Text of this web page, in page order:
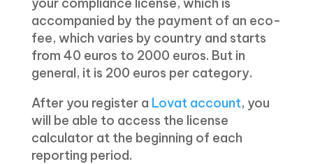
accompanied by the payment of an eco-
fee, which varies by country and starts
from 40 euros to 2000 euros. But in
general, it is 200 euros per category.
After you register a Lovat account, you
will be able to access the license
calculator at the beginning of each
reporting period.